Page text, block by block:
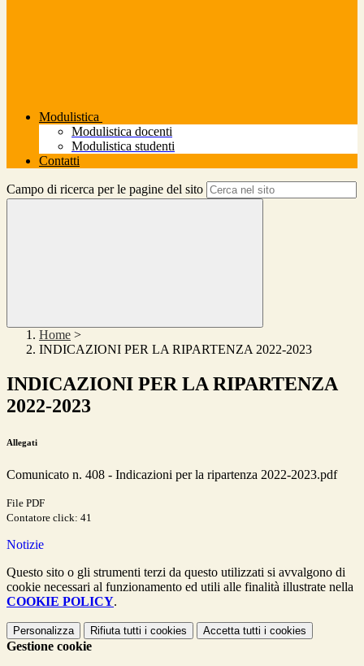
Modulistica
Modulistica docenti
Modulistica studenti
Contatti
Campo di ricerca per le pagine del sito
Home >
INDICAZIONI PER LA RIPARTENZA 2022-2023
INDICAZIONI PER LA RIPARTENZA
2022-2023
Allegati
Comunicato n. 408 - Indicazioni per la ripartenza 2022-2023.pdf
File PDF
Contatore click: 41
Notizie
Questo sito o gli strumenti terzi da questo utilizzati si avvalgono di
cookie necessari al funzionamento ed utili alle finalità illustrate nella
COOKIE POLICY.
Personalizza Rifiuta tutti i cookies Accetta tutti i cookies
Gestione cookie